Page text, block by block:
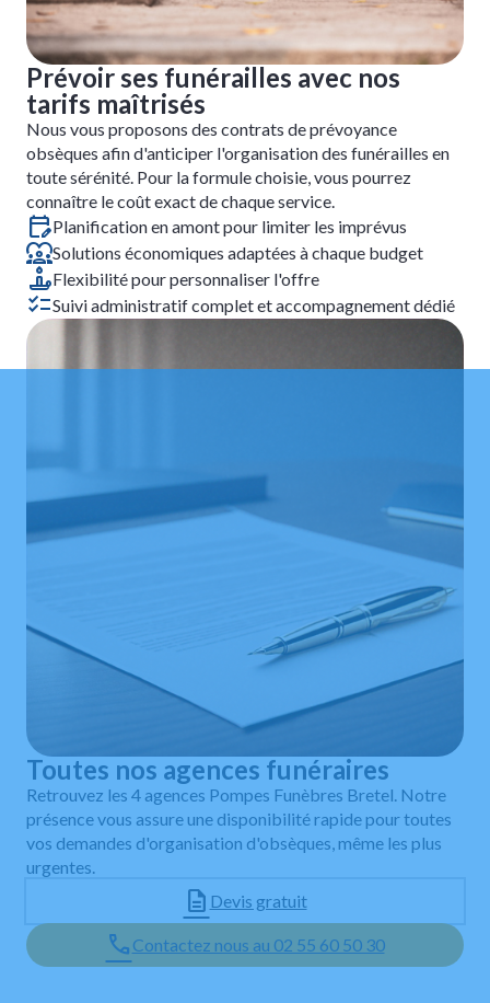
Prévoir ses funérailles avec nos
tarifs maîtrisés
Nous vous proposons des contrats de prévoyance
obsèques afin d'anticiper l'organisation des funérailles en
toute sérénité. Pour la formule choisie, vous pourrez
connaître le coût exact de chaque service.
Planification en amont pour limiter les imprévus
Solutions économiques adaptées à chaque budget
Flexibilité pour personnaliser l'offre
Suivi administratif complet et accompagnement dédié
Toutes nos agences funéraires
Retrouvez les 4 agences Pompes Funèbres Bretel. Notre
présence vous assure une disponibilité rapide pour toutes
vos demandes d'organisation d'obsèques, même les plus
urgentes.
Devis gratuit
Contactez nous au 02 55 60 50 30
Leaflet